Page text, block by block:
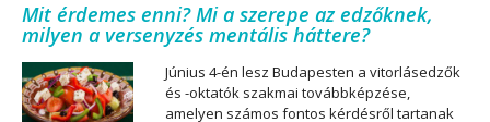
Mit érdemes enni? Mi a szerepe az edzőknek,
milyen a versenyzés mentális háttere?
Június 4-én lesz Budapesten a vitorlásedzők
és -oktatók szakmai továbbképzése,
amelyen számos fontos kérdésről tartanak